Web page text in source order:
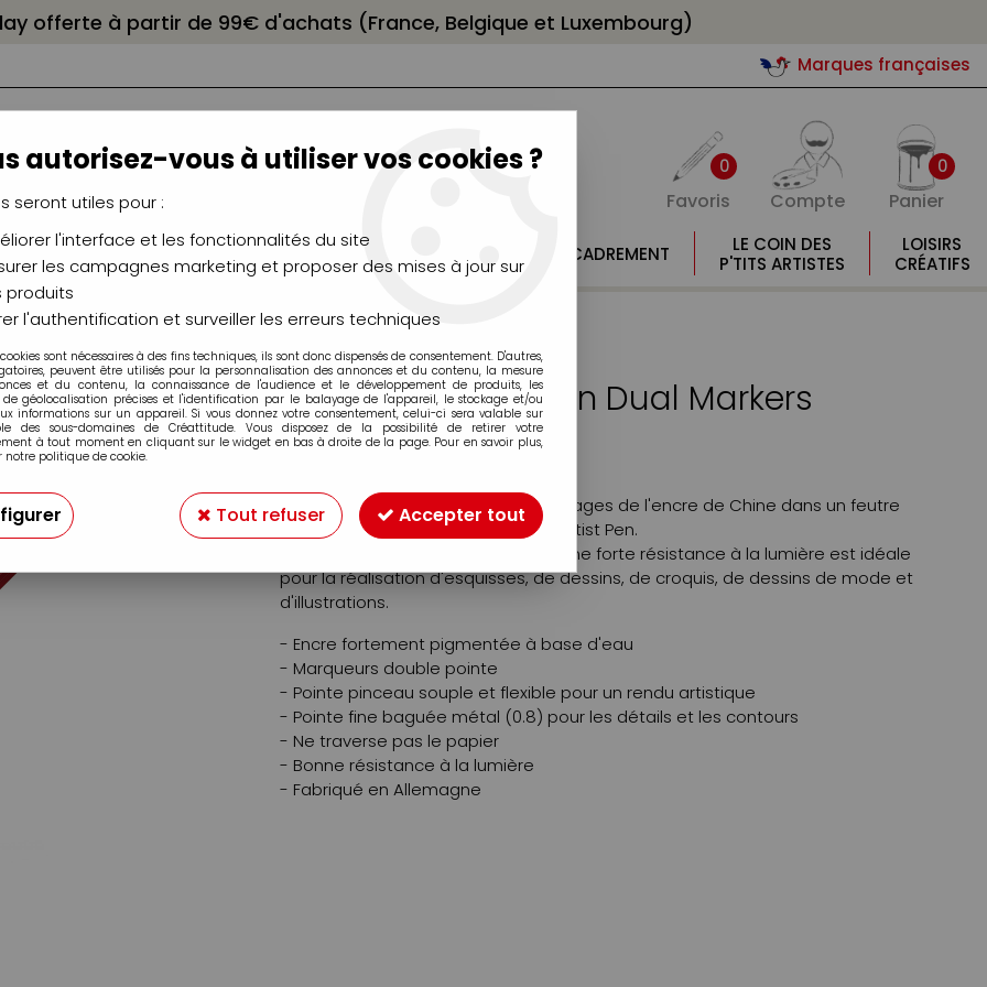
offerte à partir de 99€ d'achats (France, Belgique et Luxembourg)
Marques françaises
0
Favoris Compte
0
Panier
CHÂSSIS
CHEVALETS
AÉROGRAPHIE
MODÉLISME
MOULAGE
ENCADREMENT
LE COIN DES
P'TITS ARTISTES
LOISIRS
CRÉATIFS
Pen Dual Markers
Feutres Pitt Artist Pen Dual Markers
Dès3,95 €TTC
Faber-Castell a réuni tous les avantages de l'encre de Chine dans un feutre
moderne et facile à utiliser : le Pitt Artist Pen.
L'encre de Chine pigmentée avec une forte résistance à la lumière est idéale
pour la réalisation d'esquisses, de dessins, de croquis, de dessins de mode et
d'illustrations.
- Encre fortement pigmentée à base d'eau
- Marqueurs double pointe
- Pointe pinceau souple et flexible pour un rendu artistique
- Pointe fine baguée métal (0.8) pour les détails et les contours
- Ne traverse pas le papier
- Bonne résistance à la lumière
- Fabriqué en Allemagne
autorisez-vous à utiliser vos cookies ?
seront utiles pour :
l'interface et les fonctionnalités du site
les campagnes marketing et proposer des mises à jour sur
produits
l'authentification et surveiller les erreurs techniques
sont nécessaires à des fins techniques, ils sont donc dispensés de consentement. D'autres,
peuvent être utilisés pour la personnalisation des annonces et du contenu, la mesure
et du contenu, la connaissance de l'audience et le développement de produits, les
de géolocalisation précises et l'identification par le balayage de l'appareil, le stockage et/ou
informations sur un appareil. Si vous donnez votre consentement, celui-ci sera valable sur
des sous-domaines de Créattitude. Vous disposez de la possibilité de retirer votre
à tout moment en cliquant sur le widget en bas à droite de la page. Pour en savoir plus,
notre politique de cookie.
Tout refuser Accepter tout